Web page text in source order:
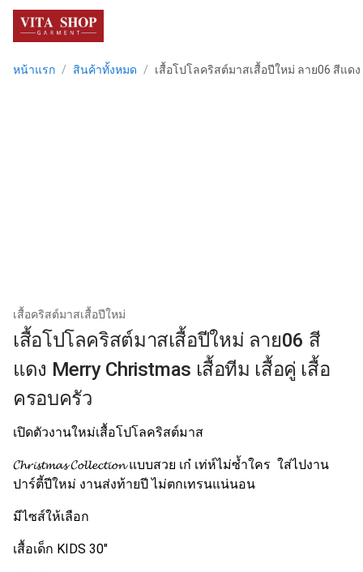
หน้าแรก / สินค้าทั้งหมด / เสื้อโปโลคริสต์มาสเสื้อปีใหม่ ลาย06 สีแด
เสื้อคริสต์มาสเสื้อปีใหม่
เสื้อโปโลคริสต์มาสเสื้อปีใหม่ ลาย06 สี
แดง Merry Christmas เสื้อทีม เสื้อคู่ เสื้อ
ครอบครัว
เปิดตัวงานใหม่เสื้อโปโลคริสต์มาส
𝓒𝓱𝓻𝓲𝓼𝓽𝓶𝓪𝓼 𝓒𝓸𝓵𝓵𝓮𝓬𝓽𝓲𝓸𝓷 แบบสวย เก๋ เท่ห์ไม่ซ้ำใคร ใส่ไปงาน
ปาร์ตี้ปีใหม่ งานส่งท้ายปี ไม่ตกเทรนแน่นอน
มีไซส์ให้เลือก
เสื้อเด็ก KIDS 30"